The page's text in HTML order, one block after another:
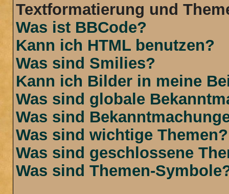
Textformatierung und
Was ist BBCode?
Kann ich HTML benutzen?
Was sind Smilies?
Kann ich Bilder in meine
Was sind globale
Was sind
Was sind wichtige Themen?
Was sind geschlossene
Was sind Themen-